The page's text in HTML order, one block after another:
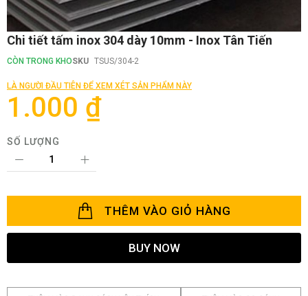
Chuyển
phần
của
thư
hình
Chi tiết tấm inox 304 dày 10mm - Inox Tân Tiến
CÒN TRONG KHOSKU TSUS/304-2
LÀ NGƯỜI ĐẦU TIÊN ĐỂ XEM XÉT SẢN PHẨM NÀY
1.000 ₫
SỐ LƯỢNG
THÊM VÀO GIỎ HÀNG
BUY NOW